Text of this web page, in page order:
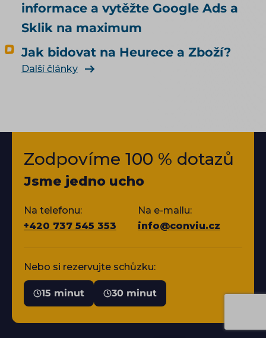
informace a vytěžte Google Ads a
Sklik na maximum
Jak bidovat na Heurece a Zboží?
Další články
Zodpovíme 100 % dotazů
Jsme jedno ucho
Na telefonu:
+420 737 545 353
Na e-mailu:
info@conviu.cz
Nebo si rezervujte schůzku:
15 minut 30 minut